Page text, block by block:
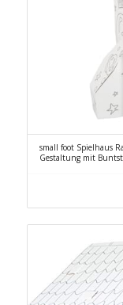
small foot Spielhaus
Gestaltung mit